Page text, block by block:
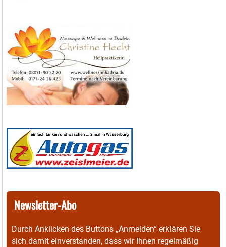
Newsletter-Abo
Durch Anklicken des Buttons „Anmelden“ erklären Sie
sich damit einverstanden, dass wir Ihnen regelmäßig